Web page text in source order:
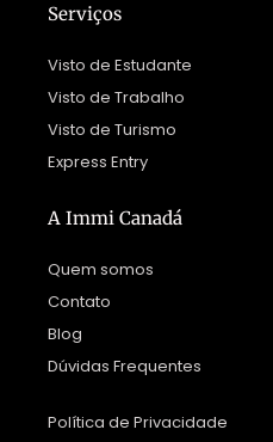
Serviços
Visto de Estudante
Visto de Trabalho
Visto de Turismo
Express Entry
A Immi Canadá
Quem somos
Contato
Blog
Dúvidas Frequentes
Política de Privacidade